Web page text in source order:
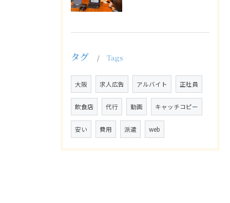
タグ Tags
大阪 求人広告 アルバイト 正社員
飲食店 代行 動画 キャッチコピー
安い 費用 派遣 web